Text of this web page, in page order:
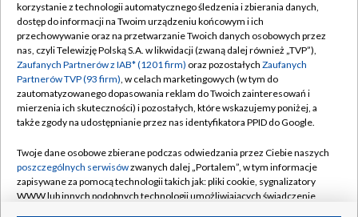
TVP
Abonament TVP
Emisja w TVP
Centrum informacji TVP
Naziemna Telewizja Cyfrowa
Rada Programowa
System NOS
Regulamin TVP
Polityka prywatności
Moje zgody
Pomoc
Kontakt
korzystanie z technologii automatycznego śledzenia i zbierania danych,
dostęp do informacji na Twoim urządzeniu końcowym i ich
przechowywanie oraz na przetwarzanie Twoich danych osobowych przez
nas, czyli Telewizję Polską S.A. w likwidacji (zwaną dalej również „TVP”),
Zaufanych Partnerów z IAB* (1201 firm) oraz pozostałych Zaufanych
Partnerów TVP (93 firm), w celach marketingowych (w tym do
zautomatyzowanego dopasowania reklam do Twoich zainteresowań i
mierzenia ich skuteczności) i pozostałych, które wskazujemy poniżej, a
także zgody na udostępnianie przez nas identyfikatora PPID do Google.
Twoje dane osobowe zbierane podczas odwiedzania przez Ciebie naszych
poszczególnych serwisówzwanych dalej „Portalem”, w tym informacje
zapisywane za pomocą technologii takich jak: pliki cookie, sygnalizatory
WWW lub innych podobnych technologii umożliwiających świadczenie